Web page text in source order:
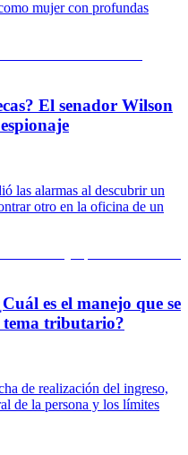
mujer con profundas
El senador Wilson
las alarmas al descubrir un
otro en la oficina de un
es el manejo que se
tema tributario?
de realización del ingreso,
de la persona y los límites